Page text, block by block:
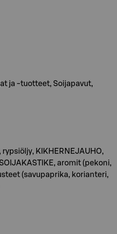
ja -tuotteet, Soijapavut,
rypsiöljy, KIKHERNEJAUHO,
aromit (pekoni,
(savupaprika, korianteri,